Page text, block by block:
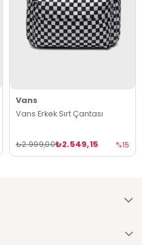
Vans
Vans Erkek Sırt Çantası
₺2.549,15
₺2.999,00 %15